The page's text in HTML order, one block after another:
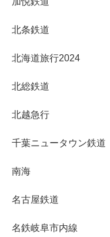
北条鉄道
北海道旅行2024
北総鉄道
北越急行
千葉ニュータウン鉄道
南海
名古屋鉄道
名鉄岐阜市内線